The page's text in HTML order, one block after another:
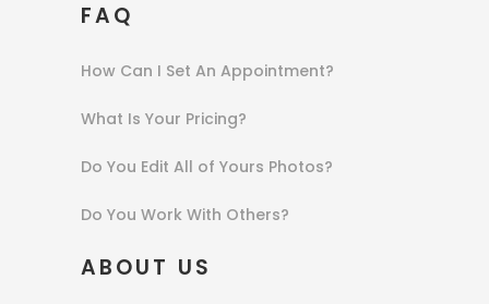
FAQ
How Can I Set An Appointment?
What Is Your Pricing?
Do You Edit All of Yours Photos?
Do You Work With Others?
ABOUT US